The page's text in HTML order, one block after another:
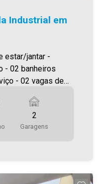
Industrial em
estar/jantar -
- 02 banheiros
- 02 vagas de
carteiras de
atuando com
verdadeiras,
2
Garagens